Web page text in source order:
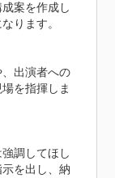
案を作成し
ります。
出演者への
を指揮しま
調してほし
を出し、納